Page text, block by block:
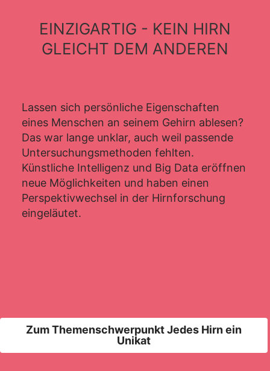
EINZIGARTIG - KEIN HIRN
GLEICHT DEM ANDEREN
Lassen sich persönliche Eigenschaften
eines Menschen an seinem Gehirn ablesen?
Das war lange unklar, auch weil passende
Untersuchungsmethoden fehlten.
Künstliche Intelligenz und Big Data eröffnen
neue Möglichkeiten und haben einen
Perspektivwechsel in der Hirnforschung
eingeläutet.
Zum Themenschwerpunkt Jedes Hirn ein
Unikat